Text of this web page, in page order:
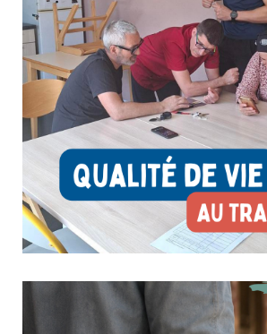
Qualité de Vie au Travail : l’Adapei se
bien-être de ses professionnels
Culture & Loisirs